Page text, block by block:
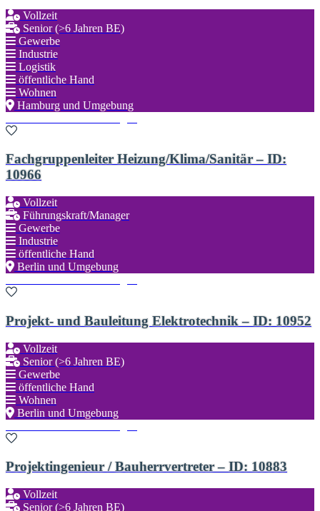
Vollzeit
Senior (>6 Jahren BE)
Gewerbe
Industrie
Logistik
öffentliche Hand
Wohnen
Hamburg und Umgebung
Fachgruppenleiter Heizung/Klima/Sanitär – ID:
10966
Vollzeit
Führungskraft/Manager
Gewerbe
Industrie
öffentliche Hand
Berlin und Umgebung
Projekt- und Bauleitung Elektrotechnik – ID: 10952
Vollzeit
Senior (>6 Jahren BE)
Gewerbe
öffentliche Hand
Wohnen
Berlin und Umgebung
Projektingenieur / Bauherrvertreter – ID: 10883
Vollzeit
Senior (>6 Jahren BE)